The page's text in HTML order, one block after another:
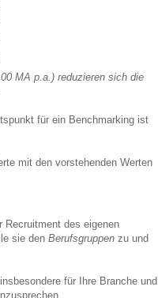
MA p.a.) reduzieren sich die
für ein Benchmarking ist
mit den vorstehenden Werten
Recruitment des eigenen
sie den Berufsgruppen zu und
für Ihre Branche und